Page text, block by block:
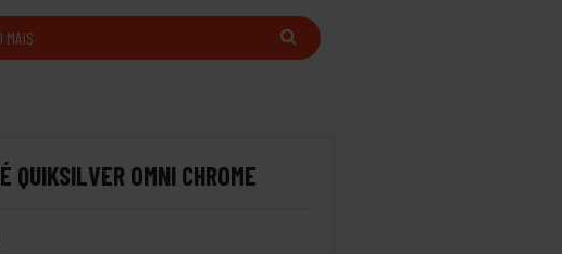
QUIKSILVER OMNI CHROME